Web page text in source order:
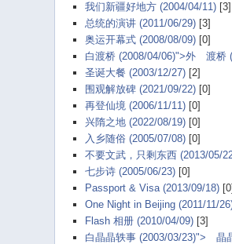
我们新疆好地方 (2004/04/11)[3]
总统的演讲 (2011/06/29)[3]
奥运开幕式 (2008/08/09)[0]
白渡桥 (2008/04/06)">外白 渡桥
圣诞大餐 (2003/12/27)[2]
围观解放碑 (2021/09/22)[0]
再登仙境 (2006/11/11)[0]
兴隋之地 (2022/08/19)[0]
入乡随俗 (2005/07/08)[0]
不要文武，只剩东西 (2013/05/
七步诗 (2005/06/23)[0]
Passport & Visa (2013/09/18)
One Night in Beijing (2011/11/
Flash 相册 (2010/04/09)[3]
白晶晶轶事 (2003/03/23)">
晶